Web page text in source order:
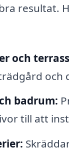
resultat.
och
och
badrum:
till att